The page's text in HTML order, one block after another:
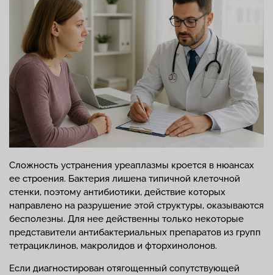
Сложность устранения уреаплазмы кроется в нюансах
ее строения. Бактерия лишена типичной клеточной
стенки, поэтому антибиотики, действие которых
направлено на разрушение этой структуры, оказываются
бесполезны. Для нее действенны только некоторые
представители антибактериальных препаратов из групп
тетрациклинов, макролидов и фторхинолонов.
Если диагностирован отягощенный сопутствующей